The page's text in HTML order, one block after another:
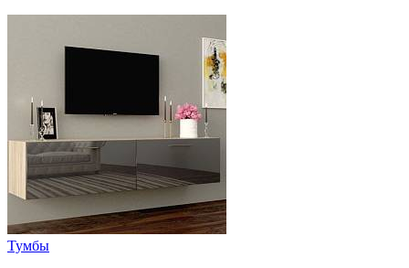
Тумбы